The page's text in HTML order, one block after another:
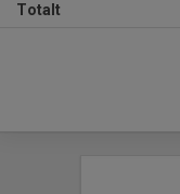
Totalt